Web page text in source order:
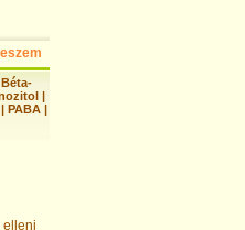
Béta-
|
| PABA |
elleni